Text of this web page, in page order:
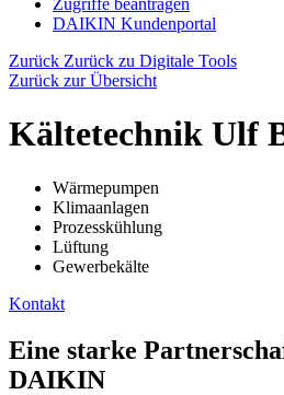
Zugriffe beantragen
DAIKIN Kundenportal
Zurück Zurück zu Digitale Tools
Zurück zur Übersicht
Kältetechnik Ulf
Wärmepumpen
Klimaanlagen
Prozesskühlung
Lüftung
Gewerbekälte
Kontakt
Eine starke
DAIKIN